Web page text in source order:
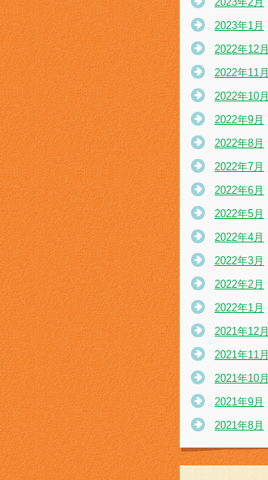
2023年1月
2022年12月
2022年11月
2022年10月
2022年9月
2022年8月
2022年7月
2022年6月
2022年5月
2022年4月
2022年3月
2022年2月
2022年1月
2021年12月
2021年11月
2021年10月
2021年9月
2021年8月